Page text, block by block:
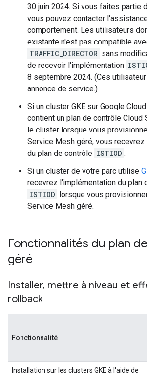
30 juin 2024. Si vous faites partie
vous pouvez contacter
comportement. Les utilisateurs
existante n'est pas compatible
TRAFFIC_DIRECTOR sans
de recevoir l'implémentation
8 septembre 2024. (Ces
annonce de service.)
Si un cluster GKE sur Google
contient un plan de contrôle Cloud
le cluster lorsque vous
Service Mesh géré, vous
du plan de contrôle ISTIOD .
Si un cluster de votre parc utilise
recevrez l'implémentation du plan
ISTIOD lorsque vous
Service Mesh géré.
Fonctionnalités du plan
géré
Installer, mettre à niveau et
rollback
Fonctionnalité
Installation sur les clusters GKE à l'aide de